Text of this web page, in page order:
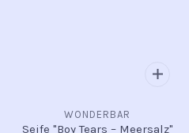
WONDERBAR
Seife "Boy Tears – Meersalz"